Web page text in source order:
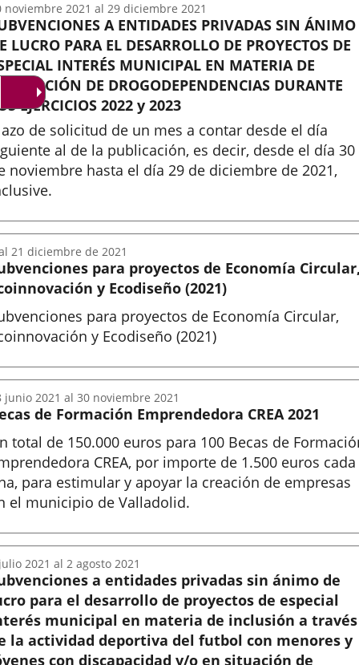
A ENTIDADES PRIVADAS SIN ÁNIMO
LUCRO PARA EL DESARROLLO DE PROYECTOS DE
INTERÉS MUNICIPAL EN MATERIA DE
DE DROGODEPENDENCIAS DURANTE
EJERCICIOS 2022 y 2023
de solicitud de un mes a contar desde el día
al de la publicación, es decir, desde el día 30
noviembre hasta el día 29 de diciembre de 2021,
noviembre 2021 al 29 diciembre 2021
para proyectos de Economía
y Ecodiseño (2021)
para proyectos de Economía Circular,
y Ecodiseño (2021)
21 diciembre de 2021
de Formación Emprendedora CREA 2021
total de 150.000 euros para 100 Becas de
CREA, por importe de 1.500 euros cada
para estimular y apoyar la creación de empresas
el municipio de Valladolid.
junio 2021 al 30 noviembre 2021
a entidades privadas sin ánimo de
para el desarrollo de proyectos de especial
municipal en materia de inclusión a través
la actividad deportiva del futbol con menores y
con discapacidad y/o en situación de
2021 al 2 agosto 2021